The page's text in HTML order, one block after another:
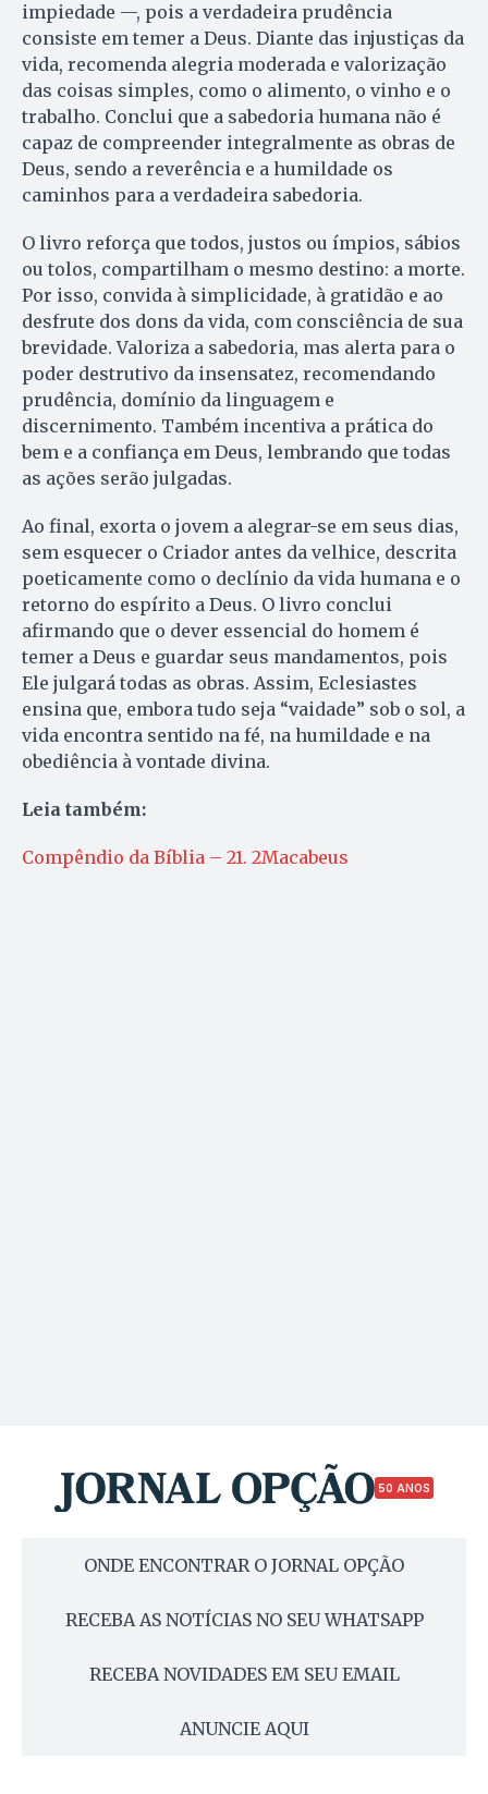
impiedade —, pois a verdadeira prudência
consiste em temer a Deus. Diante das injustiças da
vida, recomenda alegria moderada e valorização
das coisas simples, como o alimento, o vinho e o
trabalho. Conclui que a sabedoria humana não é
capaz de compreender integralmente as obras de
Deus, sendo a reverência e a humildade os
caminhos para a verdadeira sabedoria.
O livro reforça que todos, justos ou ímpios, sábios
ou tolos, compartilham o mesmo destino: a morte.
Por isso, convida à simplicidade, à gratidão e ao
desfrute dos dons da vida, com consciência de sua
brevidade. Valoriza a sabedoria, mas alerta para o
poder destrutivo da insensatez, recomendando
prudência, domínio da linguagem e
discernimento. Também incentiva a prática do
bem e a confiança em Deus, lembrando que todas
as ações serão julgadas.
Ao final, exorta o jovem a alegrar-se em seus dias,
sem esquecer o Criador antes da velhice, descrita
poeticamente como o declínio da vida humana e o
retorno do espírito a Deus. O livro conclui
afirmando que o dever essencial do homem é
temer a Deus e guardar seus mandamentos, pois
Ele julgará todas as obras. Assim, Eclesiastes
ensina que, embora tudo seja “vaidade” sob o sol, a
vida encontra sentido na fé, na humildade e na
obediência à vontade divina.
Leia também:
Compêndio da Bíblia – 21. 2Macabeus
50 ANOS
ONDE ENCONTRAR O JORNAL OPÇÃO
RECEBA AS NOTÍCIAS NO SEU WHATSAPP
RECEBA NOVIDADES EM SEU EMAIL
ANUNCIE AQUI